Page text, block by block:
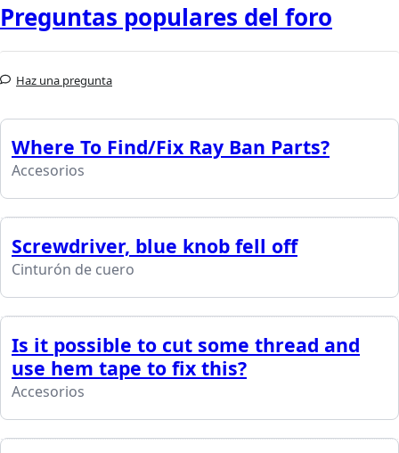
Preguntas populares del foro
Haz una pregunta
Where To Find/Fix Ray Ban Parts?
Accesorios
Screwdriver, blue knob fell off
Cinturón de cuero
Is it possible to cut some thread and
use hem tape to fix this?
Accesorios